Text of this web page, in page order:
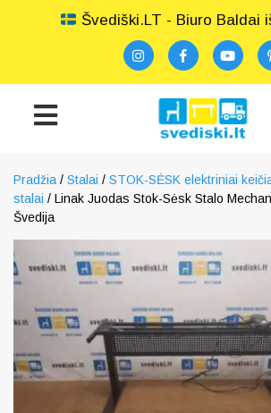
Švediški.LT - Biuro Baldai
Pradžia / Stalai / STOK-SĖSK elektriniai
stalai / Linak Juodas Stok-Sėsk Stalo
Švedija